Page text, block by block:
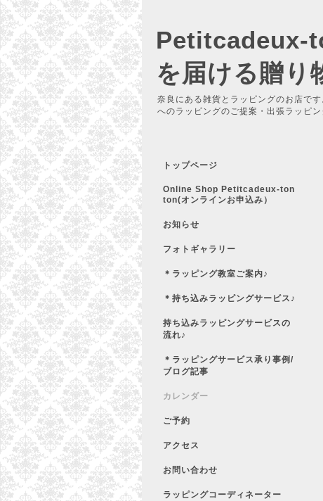
Petitcadeux-
を届ける贈り
奈良にある雑貨とラッピングのお店で
へのラッピングのご提案・出張ラッピ
トップページ
Online Shop Petitcadeux-ton
ton(オンラインお申込み）
お知らせ
フォトギャラリー
＊ラッピング教室ご案内♪
＊持ち込みラッピングサービス♪
持ち込みラッピングサービスの
流れ♪
＊ラッピングサービス承り事例/
ブログ記事
カレンダー
ご予約
アクセス
お問い合わせ
ラッピングコーディネーター